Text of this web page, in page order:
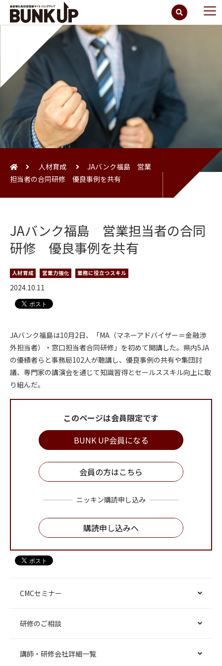
人材育成
JAバンク福島 営業
担当者の合同研修 優良事例を共有
JAバンク福島 営業担当者の合同
研修 優良事例を共有
人材育成 営業力強化 業務に役立つスキル
2024.10.11
JAバンク福島は10月2日、「MA（マネーアドバイザー＝金融渉
外担当者）・窓口担当者合同研修」を初めて開講した。県内5JA
の優績者らと事務局102人が聴講し、優良事例の共有や集団討
議、専門家の講演会を通じて知識習得とセールススキル向上に取
り組んだ。
このページは会員限定です
BUNK UP会員になる
会員の方はこちら
ニッキン購読申し込み
購読申し込みへ
CMCセミナー
研修のご相談
講師・研修会社詳細一覧